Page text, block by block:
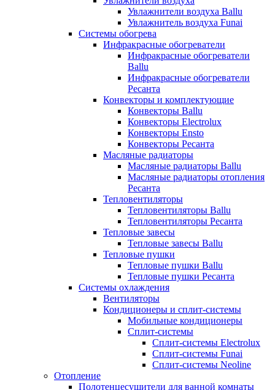
Увлажнители воздуха Ballu
Увлажнитель воздуха Funai
Системы обогрева
Инфракрасные обогреватели
Инфракрасные обогреватели
Ballu
Инфракрасные обогреватели
Ресанта
Конвекторы и комплектующие
Конвекторы Ballu
Конвекторы Electrolux
Конвекторы Ensto
Конвекторы Ресанта
Масляные радиаторы
Масляные радиаторы Ballu
Масляные радиаторы отопления
Ресанта
Тепловентиляторы
Тепловентиляторы Ballu
Тепловентиляторы Ресанта
Тепловые завесы
Тепловые завесы Ballu
Тепловые пушки
Тепловые пушки Ballu
Тепловые пушки Ресанта
Системы охлаждения
Вентиляторы
Кондиционеры и сплит-системы
Мобильные кондиционеры
Сплит-системы
Сплит-системы Electrolux
Сплит-системы Funai
Сплит-системы Neoline
Отопление
Полотенцесушители для ванной комнаты